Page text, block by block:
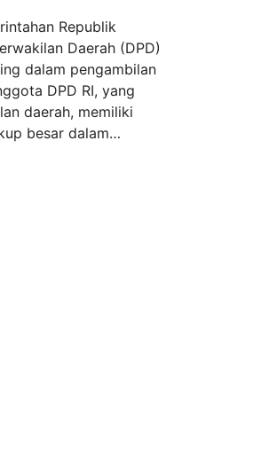
Republik
Daerah (DPD)
dalam pengambilan
DPD RI, yang
daerah, memiliki
besar dalam